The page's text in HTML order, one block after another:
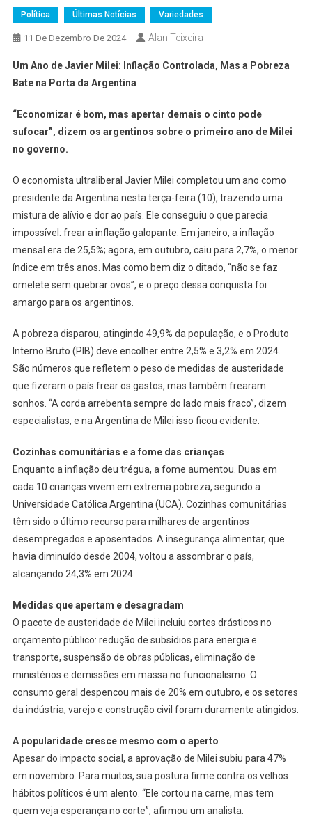
Política Últimas Notícias Variedades
11 De Dezembro De 2024 Alan Teixeira
Um Ano de Javier Milei: Inflação Controlada, Mas a Pobreza
Bate na Porta da Argentina
“Economizar é bom, mas apertar demais o cinto pode
sufocar”, dizem os argentinos sobre o primeiro ano de Milei
no governo.
O economista ultraliberal Javier Milei completou um ano como
presidente da Argentina nesta terça-feira (10), trazendo uma
mistura de alívio e dor ao país. Ele conseguiu o que parecia
impossível: frear a inflação galopante. Em janeiro, a inflação
mensal era de 25,5%; agora, em outubro, caiu para 2,7%, o menor
índice em três anos. Mas como bem diz o ditado, “não se faz
omelete sem quebrar ovos”, e o preço dessa conquista foi
amargo para os argentinos.
A pobreza disparou, atingindo 49,9% da população, e o Produto
Interno Bruto (PIB) deve encolher entre 2,5% e 3,2% em 2024.
São números que refletem o peso de medidas de austeridade
que fizeram o país frear os gastos, mas também frearam
sonhos. “A corda arrebenta sempre do lado mais fraco”, dizem
especialistas, e na Argentina de Milei isso ficou evidente.
Cozinhas comunitárias e a fome das crianças
Enquanto a inflação deu trégua, a fome aumentou. Duas em
cada 10 crianças vivem em extrema pobreza, segundo a
Universidade Católica Argentina (UCA). Cozinhas comunitárias
têm sido o último recurso para milhares de argentinos
desempregados e aposentados. A insegurança alimentar, que
havia diminuído desde 2004, voltou a assombrar o país,
alcançando 24,3% em 2024.
Medidas que apertam e desagradam
O pacote de austeridade de Milei incluiu cortes drásticos no
orçamento público: redução de subsídios para energia e
transporte, suspensão de obras públicas, eliminação de
ministérios e demissões em massa no funcionalismo. O
consumo geral despencou mais de 20% em outubro, e os setores
da indústria, varejo e construção civil foram duramente atingidos.
A popularidade cresce mesmo com o aperto
Apesar do impacto social, a aprovação de Milei subiu para 47%
em novembro. Para muitos, sua postura firme contra os velhos
hábitos políticos é um alento. “Ele cortou na carne, mas tem
quem veja esperança no corte”, afirmou um analista.